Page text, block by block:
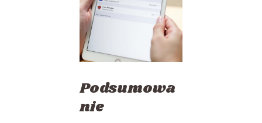
Podsumowa
nie